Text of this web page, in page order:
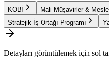
KOBİ
Mali Müşavirler &
Stratejik İş Ortağı Programı
Detayları görüntülemek için sol